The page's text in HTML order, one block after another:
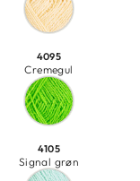
4095
Cremegul
4105
Signal grøn